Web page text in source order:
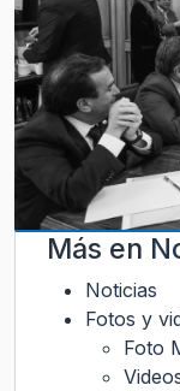
Más en
Noticias
Fotos y
Foto